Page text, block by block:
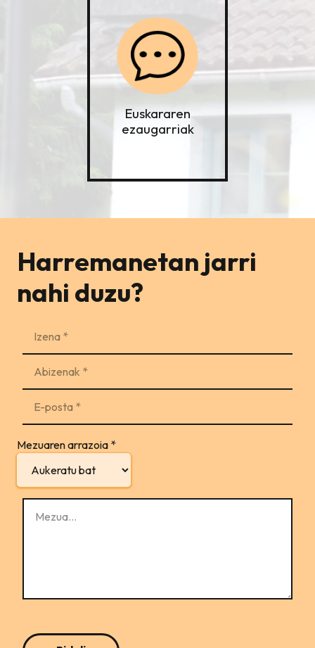
Euskararen
ezaugarriak
Harremanetan jarri
nahi duzu?
Mezuaren arrazoia *